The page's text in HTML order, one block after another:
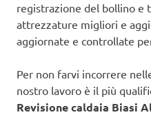
registrazione del bollino e
attrezzature migliori e
aggiornate e controllate
Per non farvi incorrere
nostro lavoro è il più
Revisione caldaia Biasi